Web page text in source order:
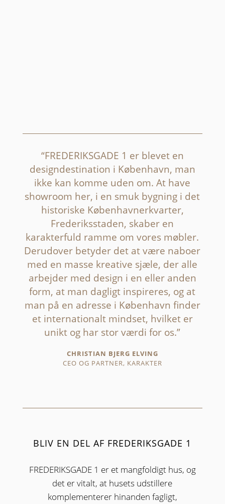
“FREDERIKSGADE 1 er blevet en
designdestination i København, man
ikke kan komme uden om. At have
showroom her, i en smuk bygning i det
historiske Københavnerkvarter,
Frederiksstaden, skaber en
karakterfuld ramme om vores møbler.
Derudover betyder det at være naboer
med en masse kreative sjæle, der alle
arbejder med design i en eller anden
form, at man dagligt inspireres, og at
man på en adresse i København finder
et internationalt mindset, hvilket er
unikt og har stor værdi for os.”
CHRISTIAN BJERG ELVING
CEO OG PARTNER, KARAKTER
BLIV EN DEL AF FREDERIKSGADE 1
FREDERIKSGADE 1 er et mangfoldigt hus, og
det er vitalt, at husets udstillere
komplementerer hinanden fagligt,